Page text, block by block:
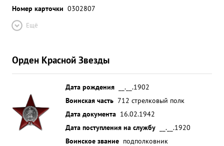
Номер карточки 0302807
Ещё
Орден Красной Звезды
Дата рождения
__.__.1902
Воинская часть 712 стрелковый полк
Дата документа 16.02.1942
Дата поступления на службу
__.__.1920
Воинское звание подполковник